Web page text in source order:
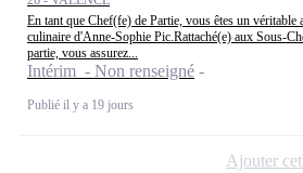
En tant que Chef(fe) de Partie, vous êtes un véritable
culinaire d'Anne-Sophie Pic.Rattaché(e) aux Sous-
partie, vous assurez...
Intérim - Non renseigné
Publié il y a 19 jours
Ajouter